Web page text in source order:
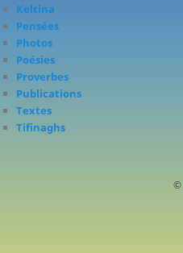
Keltina
Pensées
Photos
Poésies
Proverbes
Publications
Textes
Tifinaghs
©